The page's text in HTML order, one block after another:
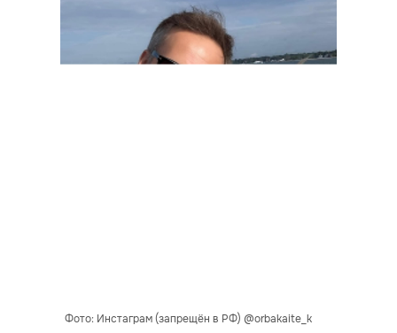
Фото: Инстаграм (запрещён в РФ) @orbakaite_k